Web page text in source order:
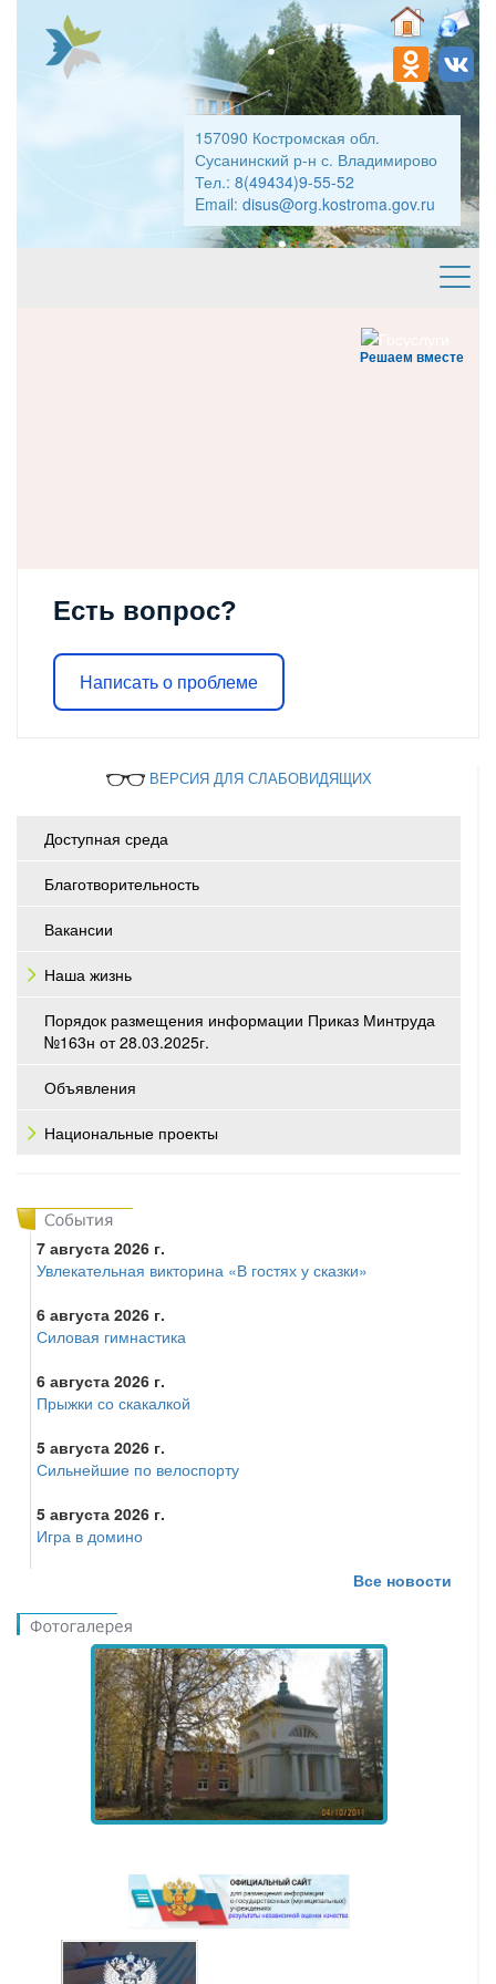
157090 Костромская обл.
Сусанинский р-н с. Владимирово
Тел.: 8(49434)9-55-52
Email: disus@org.kostroma.gov.ru
Решаем вместе
Есть вопрос?
Написать о проблеме
ВЕРСИЯ ДЛЯ СЛАБОВИДЯЩИХ
Доступная среда
Благотворительность
Вакансии
Наша жизнь
Порядок размещения информации Приказ Минтруда
№163н от 28.03.2025г.
Объявления
Национальные проекты
7 августа 2026 г.
Увлекательная викторина «В гостях у сказки»
6 августа 2026 г.
Силовая гимнастика
6 августа 2026 г.
Прыжки со скакалкой
5 августа 2026 г.
Сильнейшие по велоспорту
5 августа 2026 г.
Игра в домино
Все новости